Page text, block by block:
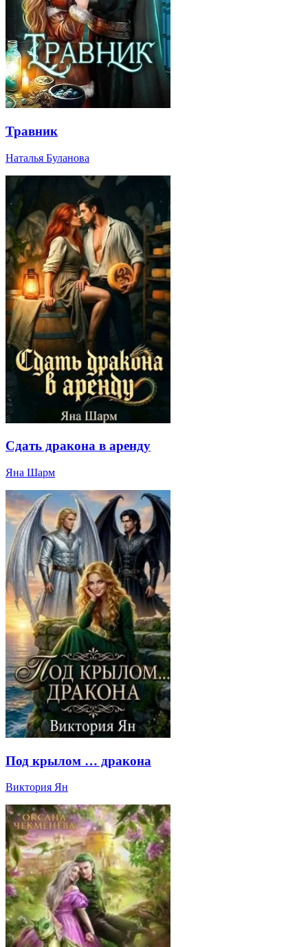
Травник
Наталья Буланова
Сдать дракона в аренду
Яна Шарм
Под крылом … дракона
Виктория Ян